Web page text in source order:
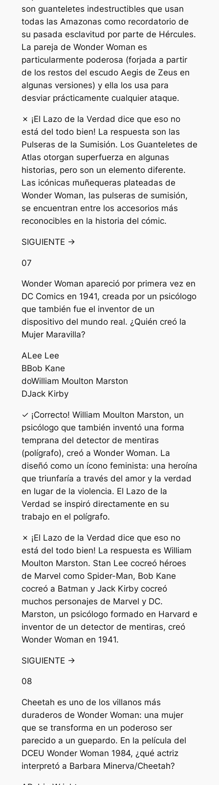
son guanteletes indestructibles que usan
todas las Amazonas como recordatorio de
su pasada esclavitud por parte de Hércules.
La pareja de Wonder Woman es
particularmente poderosa (forjada a partir
de los restos del escudo Aegis de Zeus en
algunas versiones) y ella los usa para
desviar prácticamente cualquier ataque.
✗ ¡El Lazo de la Verdad dice que eso no
está del todo bien! La respuesta son las
Pulseras de la Sumisión. Los Guanteletes de
Atlas otorgan superfuerza en algunas
historias, pero son un elemento diferente.
Las icónicas muñequeras plateadas de
Wonder Woman, las pulseras de sumisión,
se encuentran entre los accesorios más
reconocibles en la historia del cómic.
SIGUIENTE →
07
Wonder Woman apareció por primera vez en
DC Comics en 1941, creada por un psicólogo
que también fue el inventor de un
dispositivo del mundo real. ¿Quién creó la
Mujer Maravilla?
ALee Lee
BBob Kane
doWilliam Moulton Marston
DJack Kirby
✓ ¡Correcto! William Moulton Marston, un
psicólogo que también inventó una forma
temprana del detector de mentiras
(polígrafo), creó a Wonder Woman. La
diseñó como un ícono feminista: una heroína
que triunfaría a través del amor y la verdad
en lugar de la violencia. El Lazo de la
Verdad se inspiró directamente en su
trabajo en el polígrafo.
✗ ¡El Lazo de la Verdad dice que eso no
está del todo bien! La respuesta es William
Moulton Marston. Stan Lee cocreó héroes
de Marvel como Spider-Man, Bob Kane
cocreó a Batman y Jack Kirby cocreó
muchos personajes de Marvel y DC.
Marston, un psicólogo formado en Harvard e
inventor de un detector de mentiras, creó
Wonder Woman en 1941.
SIGUIENTE →
08
Cheetah es uno de los villanos más
duraderos de Wonder Woman: una mujer
que se transforma en un poderoso ser
parecido a un guepardo. En la película del
DCEU Wonder Woman 1984, ¿qué actriz
interpretó a Barbara Minerva/Cheetah?